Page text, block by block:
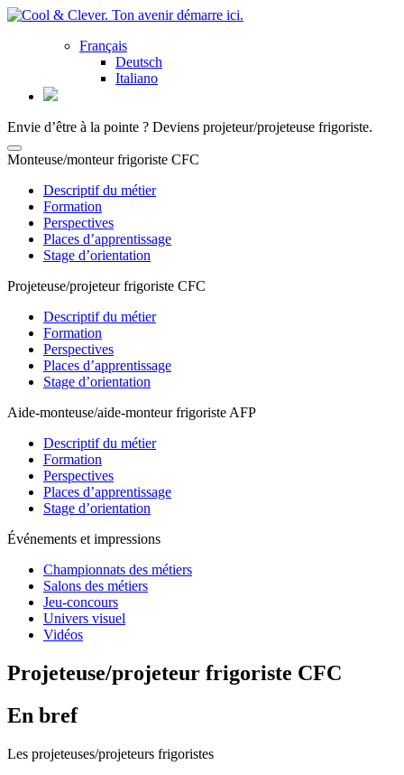
Français
Deutsch
Italiano
Envie d’être à la pointe ? Deviens projeteur/projeteuse frigoriste.
Monteuse/monteur frigoriste CFC
Descriptif du métier
Formation
Perspectives
Places d’apprentissage
Stage d’orientation
Projeteuse/projeteur frigoriste CFC
Descriptif du métier
Formation
Perspectives
Places d’apprentissage
Stage d’orientation
Aide-monteuse/aide-monteur frigoriste AFP
Descriptif du métier
Formation
Perspectives
Places d’apprentissage
Stage d’orientation
Événements et impressions
Championnats des métiers
Salons des métiers
Jeu-concours
Univers visuel
Vidéos
Projeteuse/projeteur frigoriste CFC
En bref
Les projeteuses/projeteurs frigoristes